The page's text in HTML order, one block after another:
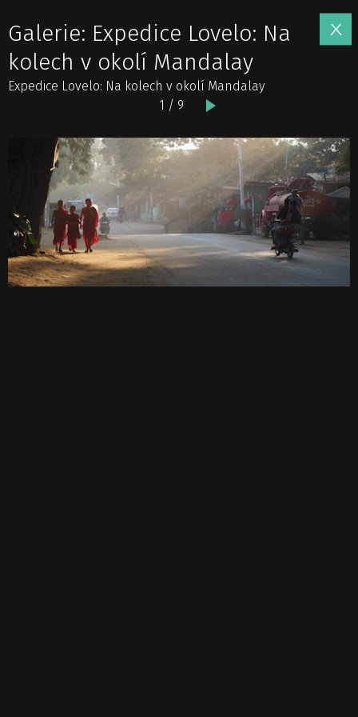
Galerie: Expedice Lovelo: Na
kolech v okolí Mandalay
Expedice Lovelo: Na kolech v okolí Mandalay
1 / 9